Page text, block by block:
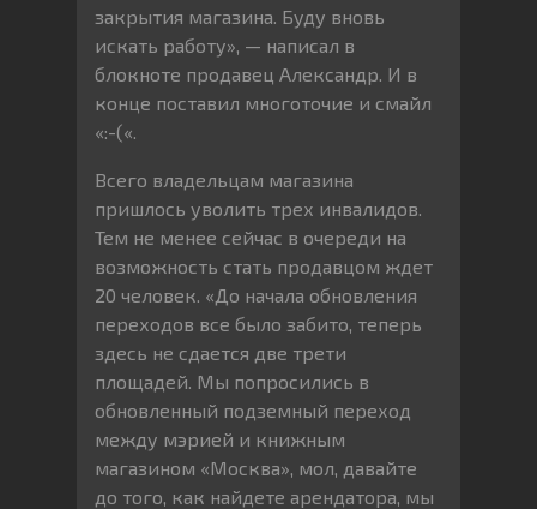
закрытия магазина. Буду вновь
искать работу», — написал в
блокноте продавец Александр. И в
конце поставил многоточие и смайл
«:-(«.
Всего владельцам магазина
пришлось уволить трех инвалидов.
Тем не менее сейчас в очереди на
возможность стать продавцом ждет
20 человек. «До начала обновления
переходов все было забито, теперь
здесь не сдается две трети
площадей. Мы попросились в
обновленный подземный переход
между мэрией и книжным
магазином «Москва», мол, давайте
до того, как найдете арендатора, мы